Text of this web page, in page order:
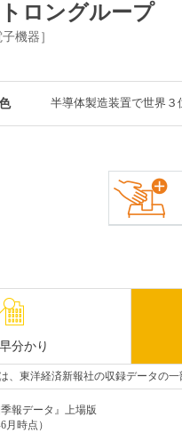
ロングループ
機器］
半導体製造装置で世界
分かり
、東洋経済新報社の収録データの
季報データ』上場版
月時点）